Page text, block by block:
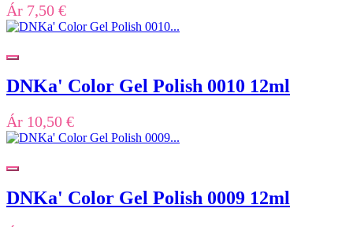
Ár 7,50 €
DNKa' Color Gel Polish 0010 12ml
Ár 10,50 €
DNKa' Color Gel Polish 0009 12ml